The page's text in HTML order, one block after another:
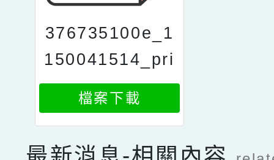
376735100e_1
150041514_pri
nt
檔案下載